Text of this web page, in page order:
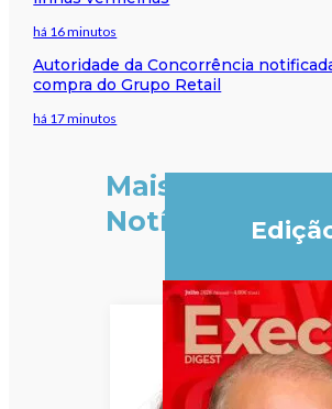
há 16 minutos
Autoridade da Concorrência
compra do Grupo Retail
há 17 minutos
Mais
Notícias